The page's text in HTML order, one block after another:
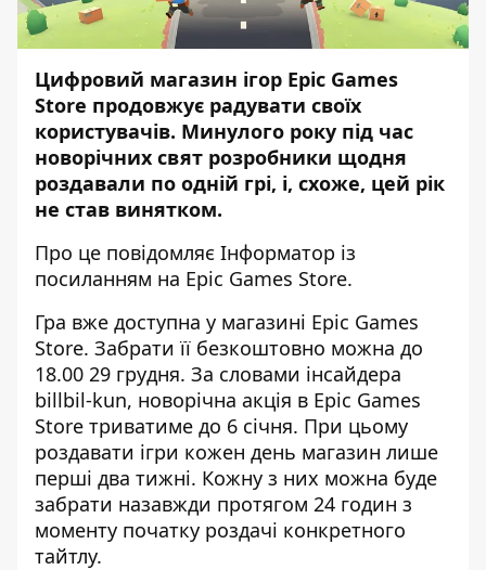
Цифровий магазин ігор Epic Games
Store продовжує радувати своїх
користувачів. Минулого року під час
новорічних свят розробники щодня
роздавали по одній грі, і, схоже, цей рік
не став винятком.
Про це повідомляє Інформатор із
посиланням на Epic Games Store.
Гра вже доступна у магазині Epic Games
Store. Забрати її безкоштовно можна до
18.00 29 грудня. За словами інсайдера
billbil-kun, новорічна акція в Epic Games
Store триватиме до 6 січня. При цьому
роздавати ігри кожен день магазин лише
перші два тижні. Кожну з них можна буде
забрати назавжди протягом 24 годин з
моменту початку роздачі конкретного
тайтлу.